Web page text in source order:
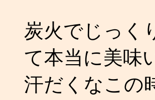
炭火でじっく
て本当に美味
汗だくなこの